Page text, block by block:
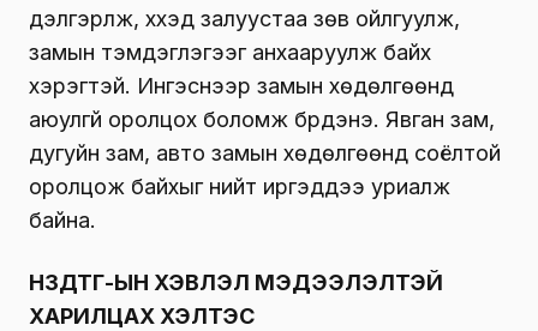
дэлгэрүүлж, хүүхэд залуустаа зөв ойлгуулж,
замын тэмдэглэгээг анхааруулж байх
хэрэгтэй. Ингэснээр замын хөдөлгөөнд
аюулгүй оролцох боломж бүрдэнэ. Явган зам,
дугуйн зам, авто замын хөдөлгөөнд соёлтой
оролцож байхыг нийт иргэддээ уриалж
байна.
НЗДТГ-ЫН ХЭВЛЭЛ МЭДЭЭЛЭЛТЭЙ
ХАРИЛЦАХ ХЭЛТЭС